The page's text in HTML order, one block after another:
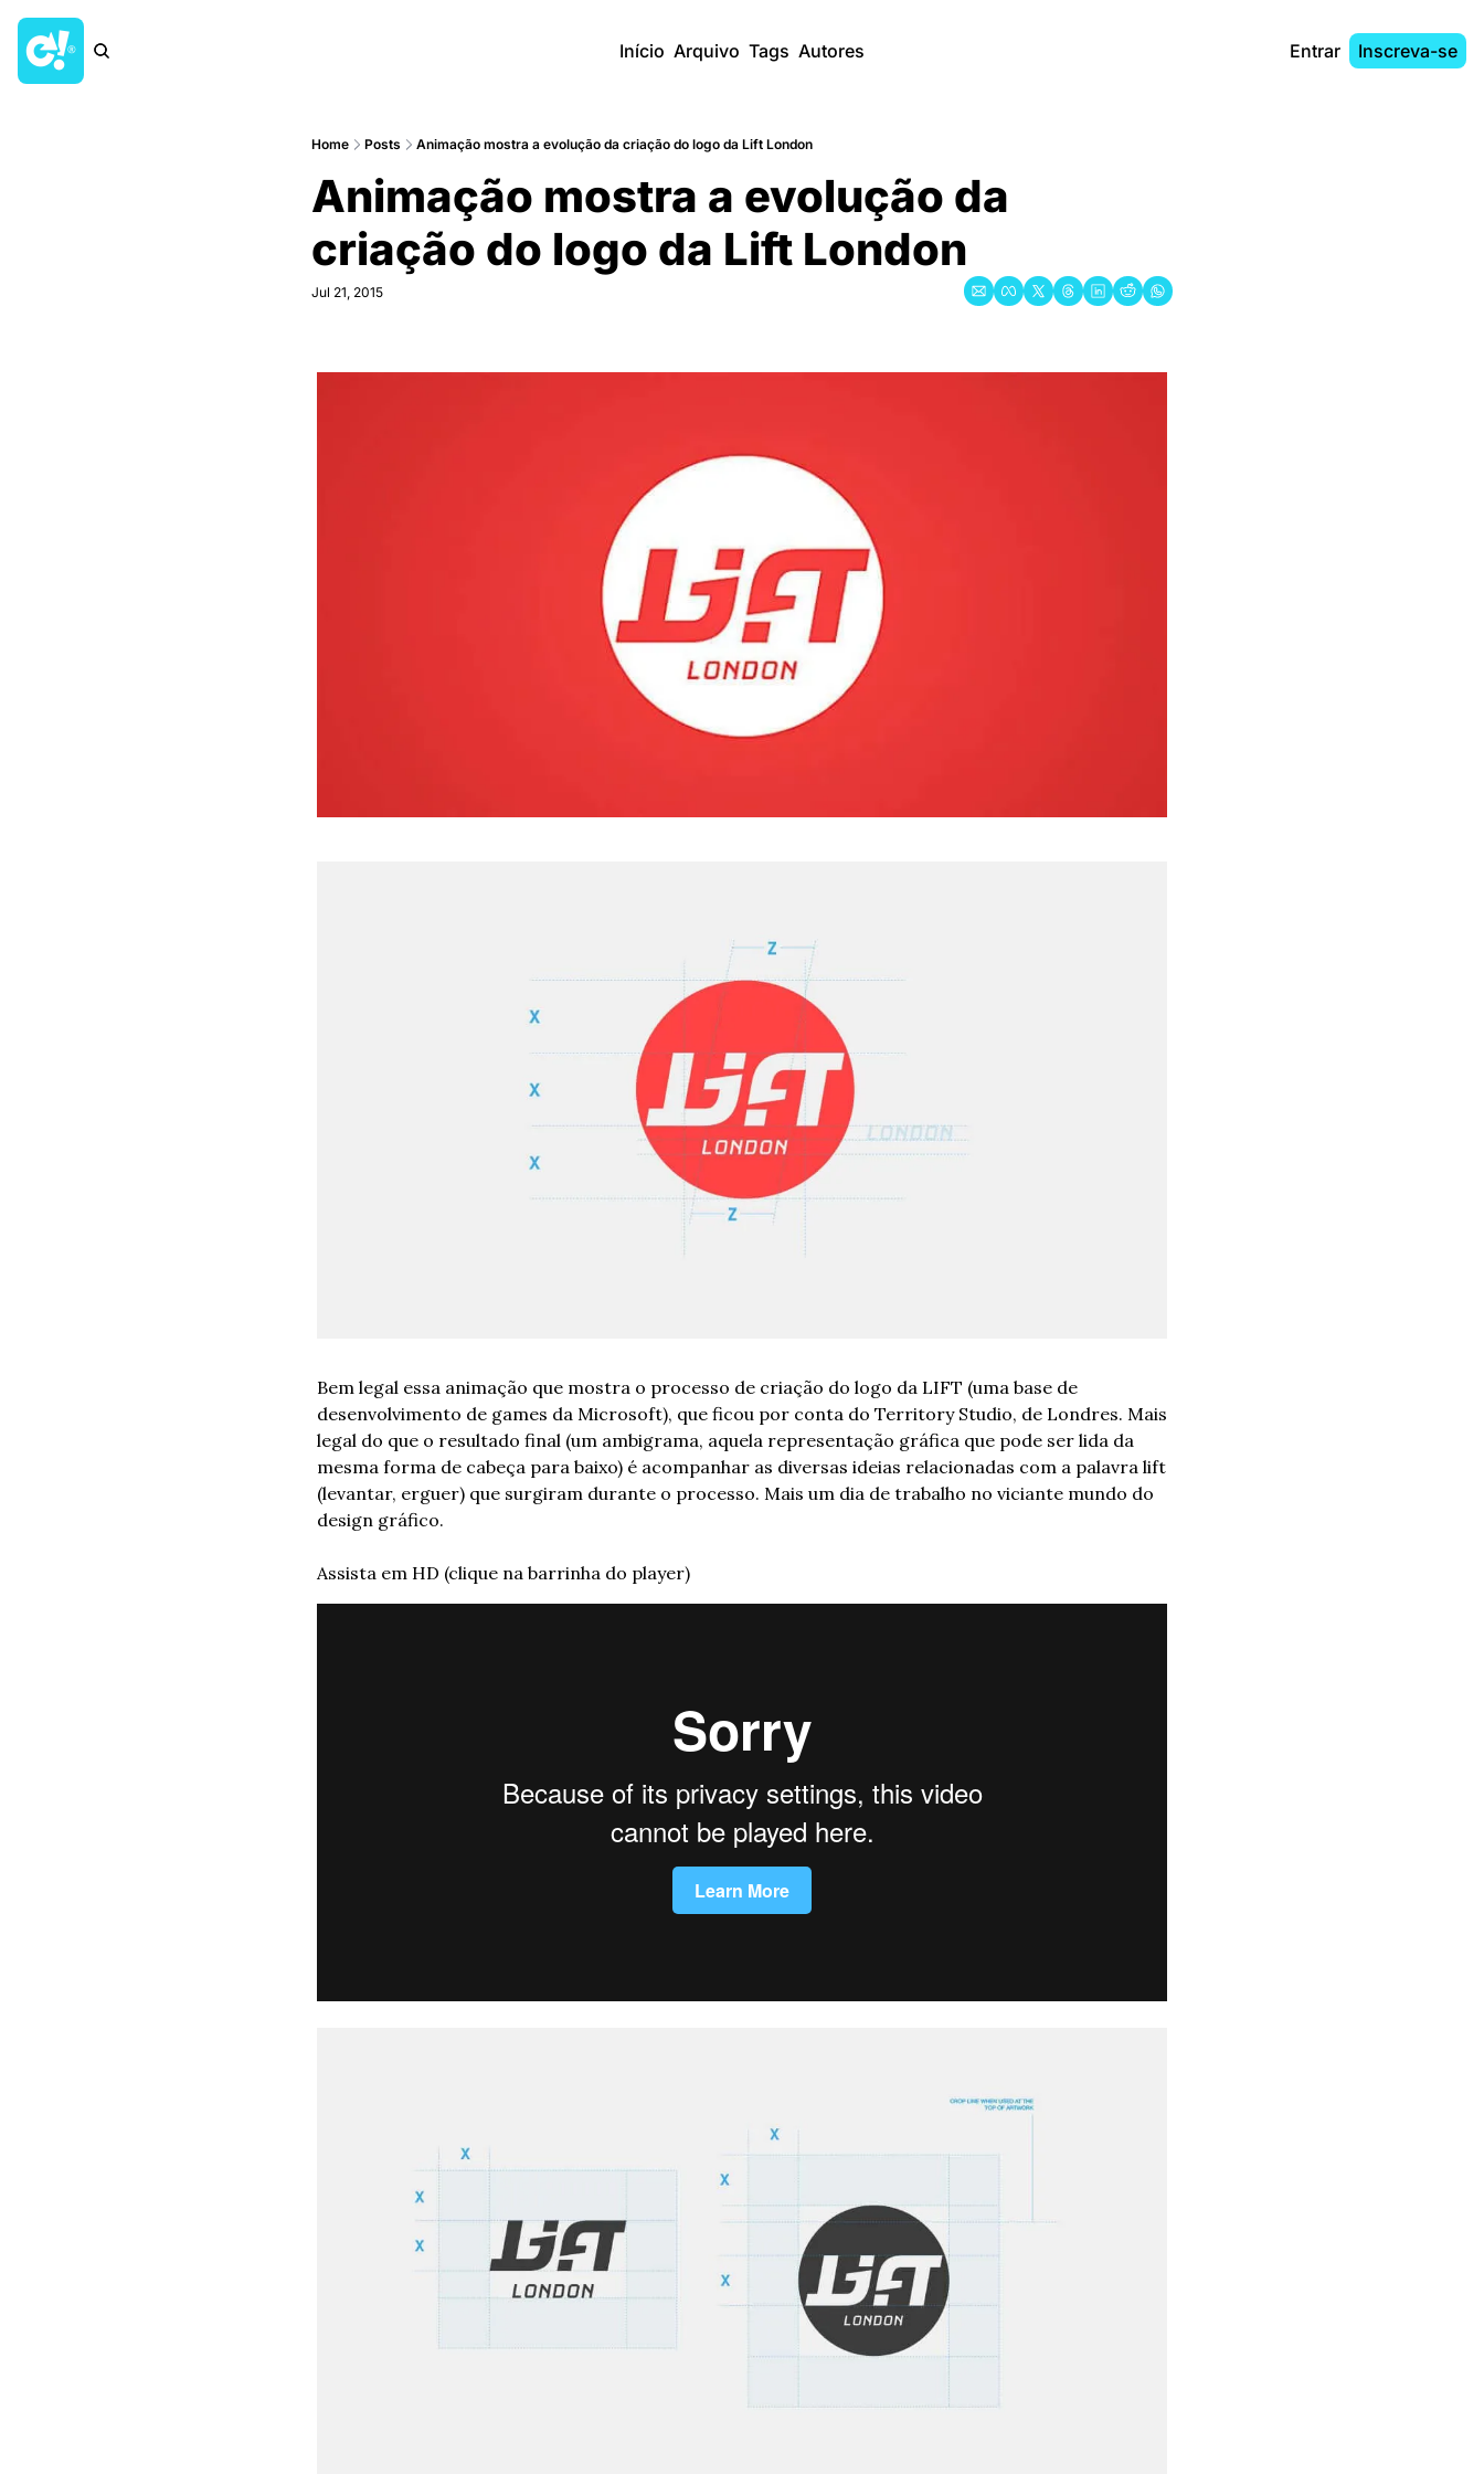
Início Arquivo Tags Autores Entrar Inscreva-se
Home Posts Animação mostra a evolução da criação do logo da Lift London
Animação mostra a evolução da
criação do logo da Lift London
Jul 21, 2015
Bem legal essa animação que mostra o processo de criação do logo da LIFT (uma base de
desenvolvimento de games da Microsoft), que ficou por conta do Territory Studio, de Londres. Mais
legal do que o resultado final (um ambigrama, aquela representação gráfica que pode ser lida da
mesma forma de cabeça para baixo) é acompanhar as diversas ideias relacionadas com a palavra lift
(levantar, erguer) que surgiram durante o processo. Mais um dia de trabalho no viciante mundo do
design gráfico.
Assista em HD (clique na barrinha do player)